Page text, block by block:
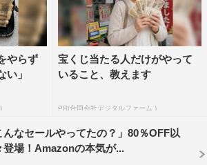
じるのは、佐久間由衣。バイトと学校
友人とぐだぐだした毎日を過ごしてい
やらず
い」
宝くじ当たる人だけがやって
いること、教えます
PR(合同会社デジタルファーム )
んなセールやってたの？」80％OFF以
登場！Amazonの本気が...